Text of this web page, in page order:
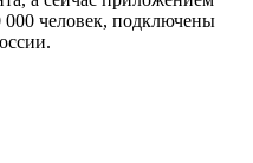
000 человек, подключены